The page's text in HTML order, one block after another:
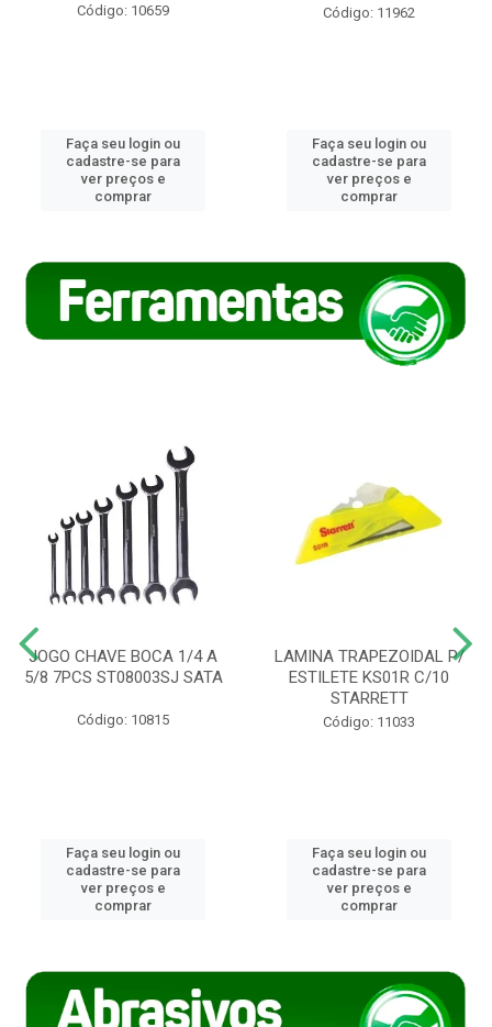
Código: 10659
Faça seu login ou
cadastre-se para
ver preços e
comprar
Código: 11962
Faça seu login ou
cadastre-se para
ver preços e
comprar
JOGO CHAVE BOCA 1/4 A
5/8 7PCS ST08003SJ SATA
Código: 10815
Faça seu login ou
cadastre-se para
ver preços e
comprar
LAMINA TRAPEZOIDAL P/
ESTILETE KS01R C/10
STARRETT
Código: 11033
Faça seu login ou
cadastre-se para
ver preços e
comprar